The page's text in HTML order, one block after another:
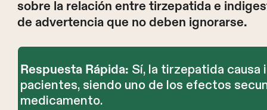
sobre la relación entre tirzepatida e
de advertencia que no deben ignorarse.
Respuesta Rápida: Sí, la tirzepatida
pacientes, siendo uno de los efectos
medicamento.